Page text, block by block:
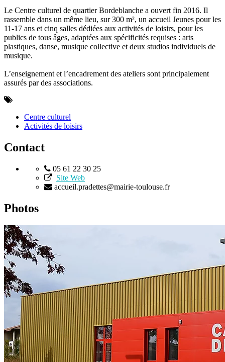
Le Centre culturel de quartier Bordeblanche a ouvert fin 2016. Il
rassemble dans un même lieu, sur 300 m², un accueil Jeunes pour les
11-17 ans et cinq salles dédiées aux activités de loisirs, pour les
publics de tous âges, adaptées aux spécificités requises : arts
plastiques, danse, musique collective et deux studios individuels de
musique.
L’enseignement et l’encadrement des ateliers sont principalement
assurés par des associations.
Centre culturel
Activités de loisirs
Contact
05 61 22 30 25
Site Web
accueil.pradettes@mairie-toulouse.fr
Photos